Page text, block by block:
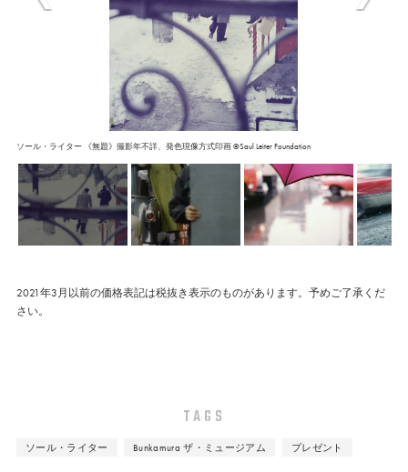
ソール・ライター 《無題》撮影年不詳、発色現像方式印画 ©︎Saul Leiter Foundation
2021年3月以前の価格表記は税抜き表示のものがあります。予めご了承くだ
さい。
TAGS
ソール・ライター Bunkamura ザ・ミュージアム プレゼント